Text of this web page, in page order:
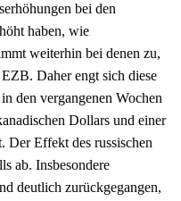
bei den
haben, wie
weiterhin bei denen zu,
Daher engt sich diese
den vergangenen Wochen
Dollars und einer
Der Effekt des russischen
ab. Insbesondere
deutlich zurückgegangen,